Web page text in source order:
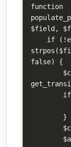
function
$field,
false) {